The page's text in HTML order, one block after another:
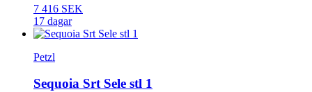
7 416 SEK
17 dagar
Petzl
Sequoia Srt Sele stl 1